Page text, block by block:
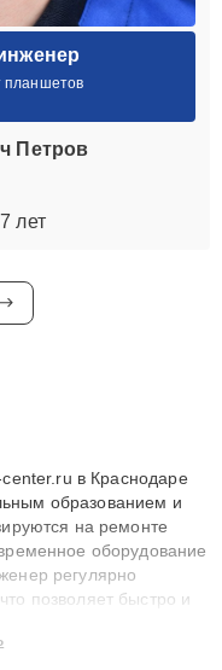
планшетов
Петров
лет
в Краснодаре
образованием и
на ремонте
оборудование
регулярно
позволяет быстро и
мастера решают